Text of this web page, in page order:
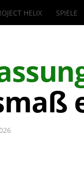
HELIX SPIELE